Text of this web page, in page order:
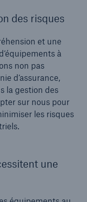
des risques
et une
à
non pas
d’assurance,
la gestion des
sur nous pour
les risques
une